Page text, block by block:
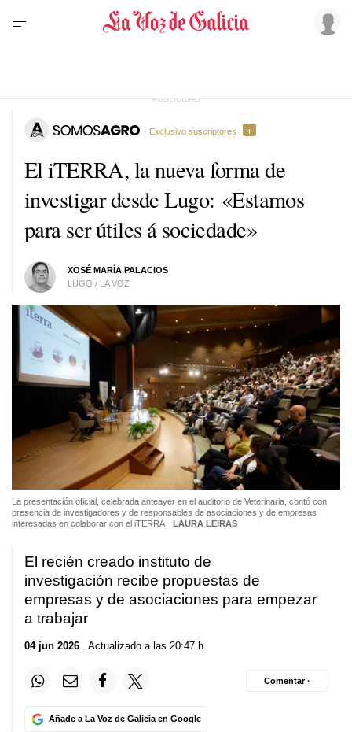
El iTERRA, la nueva forma de
investigar desde Lugo: «Estamos
para ser útiles á sociedade»
XOSÉ MARÍA PALACIOS
LUGO / LA VOZ
· Exclusivo suscriptores
La presentación oficial, celebrada anteayer en el auditorio de Veterinaria, contó con
presencia de investigadores y de responsables de asociaciones y de empresas
interesadas en colaborar con el iTERRA
LAURA LEIRAS
El recién creado instituto de
investigación recibe propuestas de
empresas y de asociaciones para empezar
a trabajar
04 jun 2026 . Actualizado a las 20:47 h.
Añade a La Voz de Galicia en Google
Comentar ·